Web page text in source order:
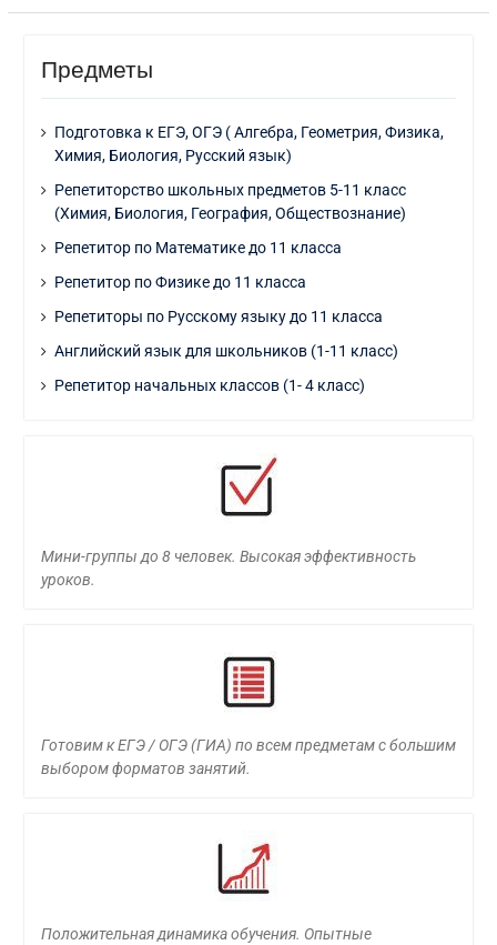
Предметы
Подготовка к ЕГЭ, ОГЭ ( Алгебра, Геометрия, Физика,
Химия, Биология, Русский язык)
Репетиторство школьных предметов 5-11 класс
(Химия, Биология, География, Обществознание)
Репетитор по Математике до 11 класса
Репетитор по Физике до 11 класса
Репетиторы по Русскому языку до 11 класса
Английский язык для школьников (1-11 класс)
Репетитор начальных классов (1- 4 класс)
Мини-группы до 8 человек. Высокая эффективность
уроков.
Готовим к ЕГЭ / ОГЭ (ГИА) по всем предметам с большим
выбором форматов занятий.
Положительная динамика обучения. Опытные